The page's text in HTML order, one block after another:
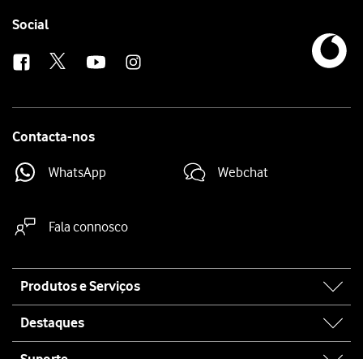
Follow
Social
Contacta-nos
WhatsApp Webchat
Fala connosco
map
Produtos e Serviços
Destaques